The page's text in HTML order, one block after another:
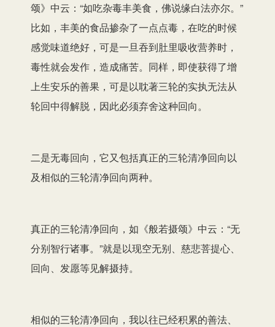
颂》中云：“如吃杂毒丰美食，佛说缘白法亦尔。”
比如，丰美的食品掺杂了一点点毒，在吃的时候
感觉味道绝好，可是一旦吞到肚里吸收营养时，
毒性就会发作，造成痛苦。同样，即使获得了增
上生安乐的善果，可是以耽著三轮的实执无法从
轮回中得解脱，因此必须弃舍这种回向。
二是无毒回向，它又包括真正的三轮清净回向以
及相似的三轮清净回向两种。
真正的三轮清净回向，如《般若摄颂》中云：“无
分别智行诸事。”就是以现空无别、慈悲菩提心、
回向、发愿等见解摄持。
相似的三轮清净回向，我以往已经积累的善法、